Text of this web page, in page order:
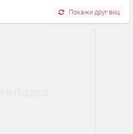
Покажи друг виц